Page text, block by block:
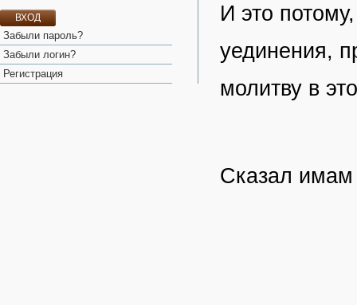
ВХОД
Забыли пароль?
Забыли логин?
Регистрация
И это
уединения,
молитву в
Сказал